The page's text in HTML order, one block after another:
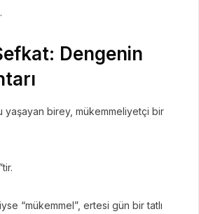
Dengenin
birey, mükemmeliyetçi bir
“mükemmel”, ertesi gün bir tatlı